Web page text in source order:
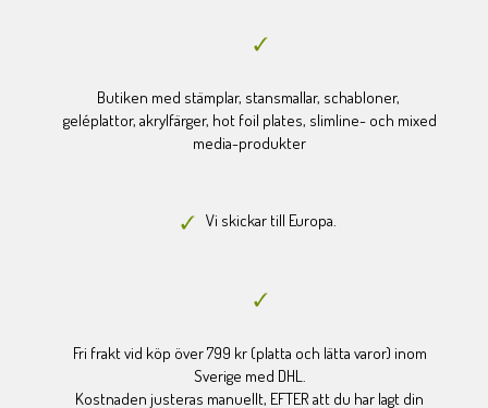
Butiken med stämplar, stansmallar, schabloner,
geléplattor, akrylfärger, hot foil plates, slimline- och mixed
media-produkter
Vi skickar till Europa.
Fri frakt vid köp över 799 kr (platta och lätta varor) inom
Sverige med DHL.
Kostnaden justeras manuellt, EFTER att du har lagt din